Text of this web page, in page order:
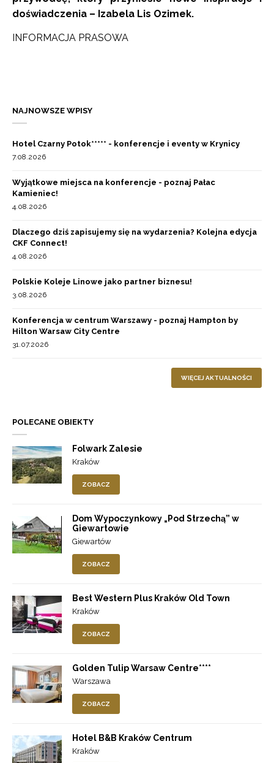
doświadczenia – Izabela Lis Ozimek.
INFORMACJA PRASOWA
NAJNOWSZE WPISY
Hotel Czarny Potok***** - konferencje i eventy w Krynicy
7.08.2026
Wyjątkowe miejsca na konferencje - poznaj Pałac
Kamieniec!
4.08.2026
Dlaczego dziś zapisujemy się na wydarzenia? Kolejna edycja
CKF Connect!
4.08.2026
Polskie Koleje Linowe jako partner biznesu!
3.08.2026
Konferencja w centrum Warszawy - poznaj Hampton by
Hilton Warsaw City Centre
31.07.2026
WIĘCEJ AKTUALNOŚCI
POLECANE OBIEKTY
Folwark Zalesie
Kraków
ZOBACZ
Dom Wypoczynkowy „Pod Strzechą” w
Giewartowie
Giewartów
ZOBACZ
Best Western Plus Kraków Old Town
Kraków
ZOBACZ
Golden Tulip Warsaw Centre****
Warszawa
ZOBACZ
Hotel B&B Kraków Centrum
Kraków